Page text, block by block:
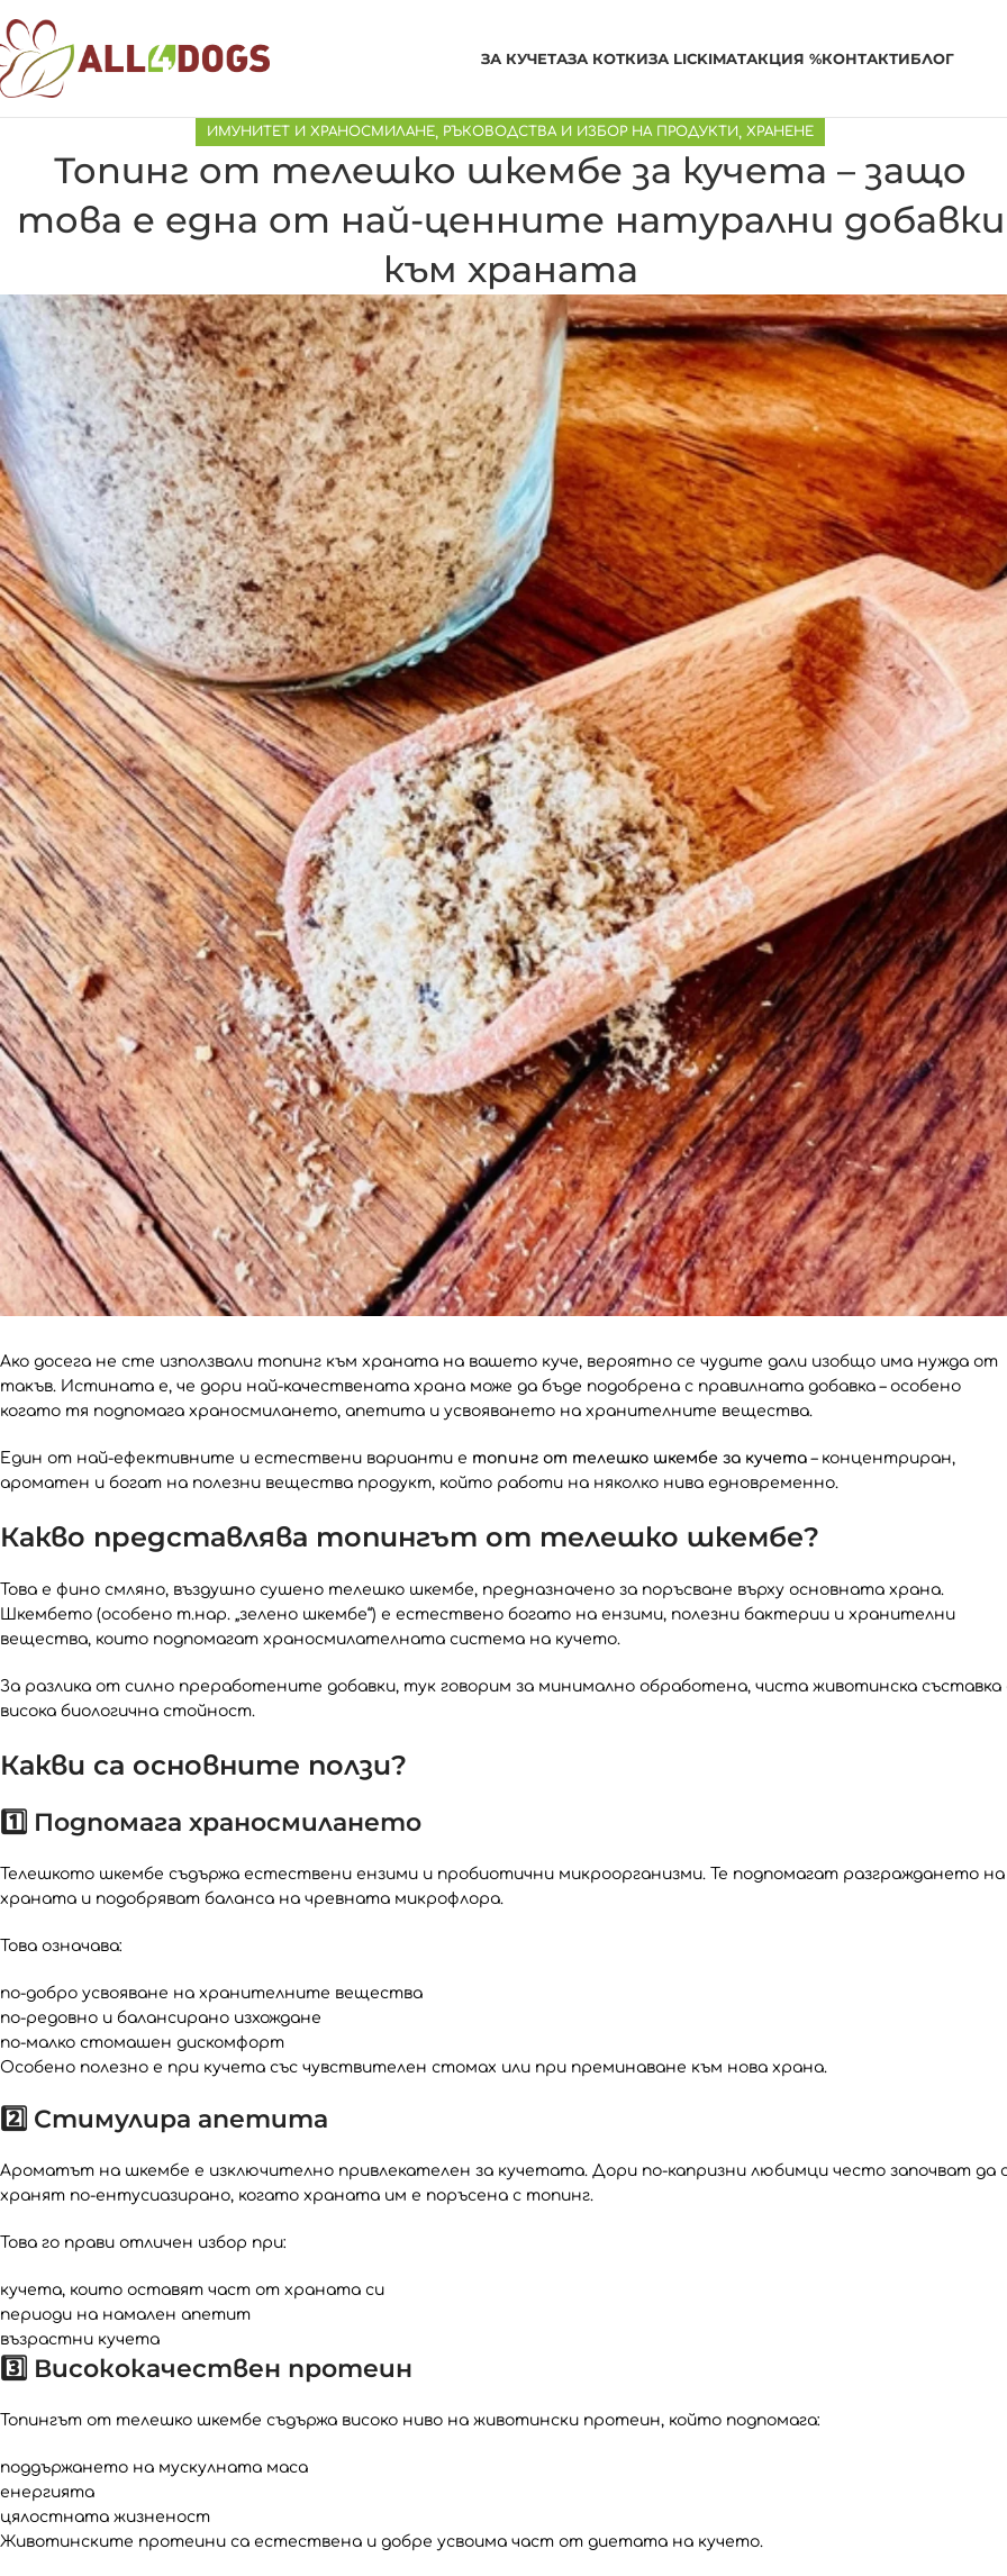
ЗА КУЧЕТАЗА КОТКИЗА LICKIMATАКЦИЯ %КОНТАКТИБЛОГ
ИМУНИТЕТ И ХРАНОСМИЛАНЕ, РЪКОВОДСТВА И ИЗБОР НА ПРОДУКТИ,ХРАНЕНЕ
Топинг от телешко шкембе за кучета – защо
това е една от най-ценните натурални добавки
към храната
Ако досега не сте използвали топинг към храната на вашето куче, вероятно се чудите дали изобщо има нужда от
такъв. Истината е, че дори най-качествената храна може да бъде подобрена с правилната добавка – особено
когато тя подпомага храносмилането, апетита и усвояването на хранителните вещества.
Един от най-ефективните и естествени варианти е топинг от телешко шкембе за кучета – концентриран,
ароматен и богат на полезни вещества продукт, който работи на няколко нива едновременно.
Какво представлява топингът от телешко шкембе?
Това е фино смляно, въздушно сушено телешко шкембе, предназначено за поръсване върху основната храна.
Шкембето (особено т.нар. „зелено шкембе“) е естествено богато на ензими, полезни бактерии и хранителни
вещества, които подпомагат храносмилателната система на кучето.
За разлика от силно преработените добавки, тук говорим за минимално обработена, чиста животинска съставка
висока биологична стойност.
Какви са основните ползи?
1️⃣ Подпомага храносмилането
Телешкото шкембе съдържа естествени ензими и пробиотични микроорганизми. Те подпомагат разграждането на
храната и подобряват баланса на чревната микрофлора.
Това означава:
по-добро усвояване на хранителните вещества
по-редовно и балансирано изхождане
по-малко стомашен дискомфорт
Особено полезно е при кучета със чувствителен стомах или при преминаване към нова храна.
2️⃣ Стимулира апетита
Ароматът на шкембе е изключително привлекателен за кучетата. Дори по-капризни любимци често започват да
хранят по-ентусиазирано, когато храната им е поръсена с топинг.
Това го прави отличен избор при:
кучета, които оставят част от храната си
периоди на намален апетит
възрастни кучета
3️⃣ Висококачествен протеин
Топингът от телешко шкембе съдържа високо ниво на животински протеин, който подпомага:
поддържането на мускулната маса
енергията
цялостната жизненост
Животинските протеини са естествена и добре усвоима част от диетата на кучето.